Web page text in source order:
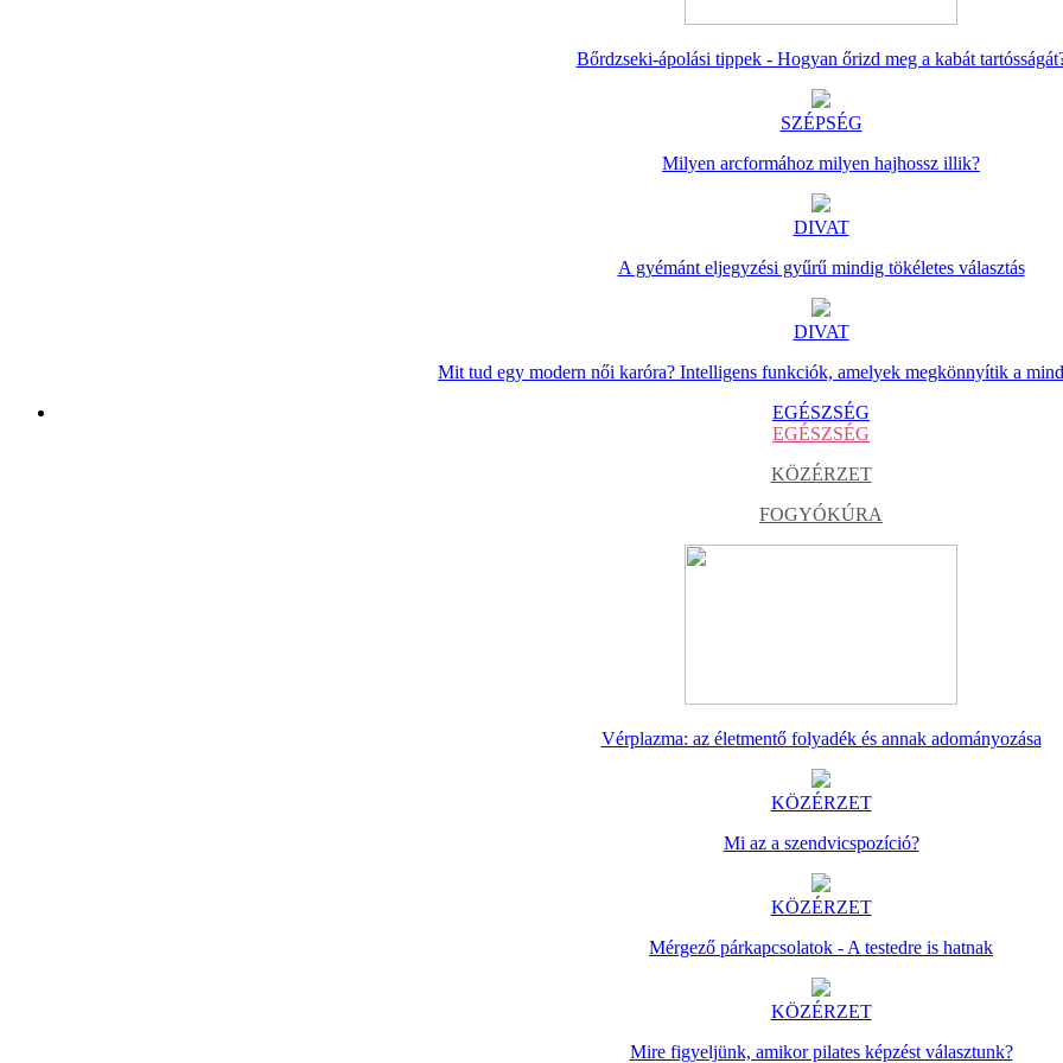
Bőrdzseki-ápolási tippek - Hogyan őrizd meg a kabát
SZÉPSÉG
Milyen arcformához milyen hajhossz illik?
DIVAT
A gyémánt eljegyzési gyűrű mindig tökéletes választás
DIVAT
Mit tud egy modern női karóra? Intelligens funkciók, amelyek megkönnyítik a
EGÉSZSÉG
EGÉSZSÉG
KÖZÉRZET
FOGYÓKÚRA
Vérplazma: az életmentő folyadék és annak adományozása
KÖZÉRZET
Mi az a szendvicspozíció?
KÖZÉRZET
Mérgező párkapcsolatok - A testedre is hatnak
KÖZÉRZET
Mire figyeljünk, amikor pilates képzést választunk?